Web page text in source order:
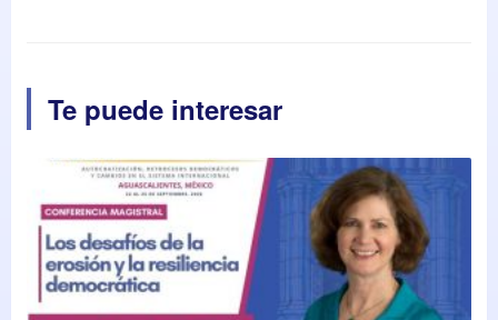
Te puede interesar